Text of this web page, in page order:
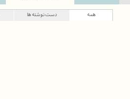
همه دست‌نوشته‌ها